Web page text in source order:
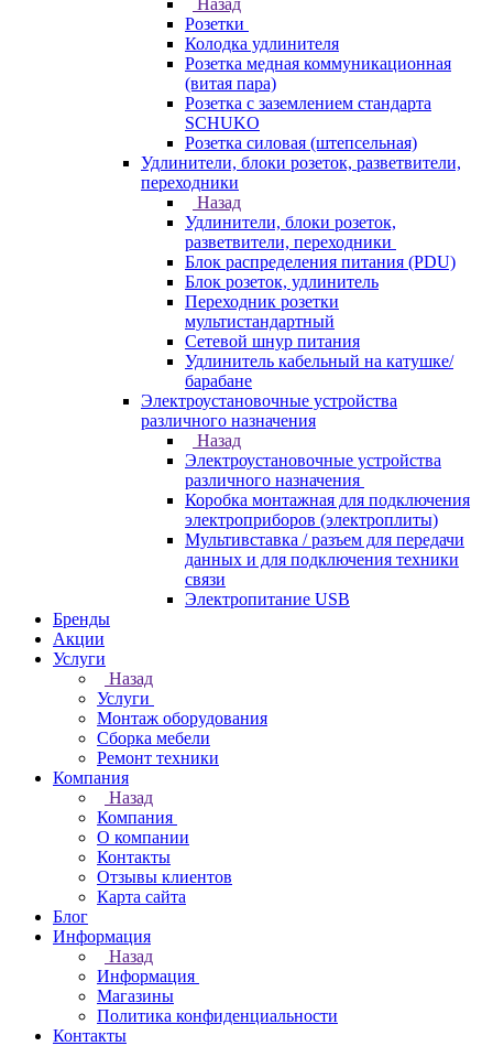
Назад
Розетки
Колодка удлинителя
Розетка медная коммуникационная
(витая пара)
Розетка с заземлением стандарта
SCHUKO
Розетка силовая (штепсельная)
Удлинители, блоки розеток, разветвители,
переходники
Назад
Удлинители, блоки розеток,
разветвители, переходники
Блок распределения питания (PDU)
Блок розеток, удлинитель
Переходник розетки
мультистандартный
Сетевой шнур питания
Удлинитель кабельный на катушке/
барабане
Электроустановочные устройства
различного назначения
Назад
Электроустановочные устройства
различного назначения
Коробка монтажная для подключения
электроприборов (электроплиты)
Мультивставка / разъем для передачи
данных и для подключения техники
связи
Электропитание USB
Бренды
Акции
Услуги
Назад
Услуги
Монтаж оборудования
Сборка мебели
Ремонт техники
Компания
Назад
Компания
О компании
Контакты
Отзывы клиентов
Карта сайта
Блог
Информация
Назад
Информация
Магазины
Политика конфиденциальности
Контакты